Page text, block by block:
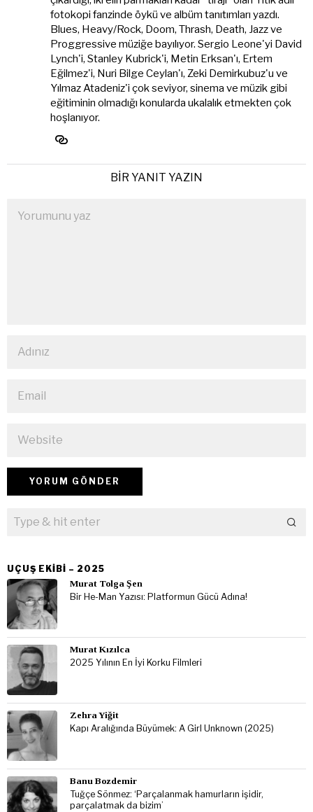
fotokopi fanzinde öykü ve albüm tanıtımları yazdı.
Blues, Heavy/Rock, Doom, Thrash, Death, Jazz ve
Proggressive müziğe bayılıyor. Sergio Leone'yi David
Lynch'i, Stanley Kubrick'i, Metin Erksan'ı, Ertem
Eğilmez'i, Nuri Bilge Ceylan'ı, Zeki Demirkubuz'u ve
Yılmaz Atadeniz'i çok seviyor, sinema ve müzik gibi
eğitiminin olmadığı konularda ukalalık etmekten çok
hoşlanıyor.
BIR YANIT YAZIN
UÇUŞ EKIBI – 2025
Murat Tolga Şen
Bir He-Man Yazısı: Platformun Gücü Adına!
Murat Kızılca
2025 Yılının En İyi Korku Filmleri
Zehra Yiğit
Kapı Aralığında Büyümek: A Girl Unknown (2025)
Banu Bozdemir
Tuğçe Sönmez: ‘Parçalanmak hamurların işidir,
parçalatmak da bizim’